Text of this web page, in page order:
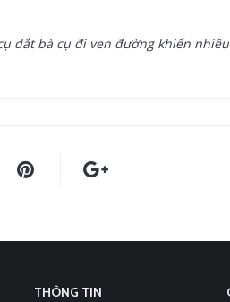
dắt bà cụ đi ven đường khiến
THÔNG TIN